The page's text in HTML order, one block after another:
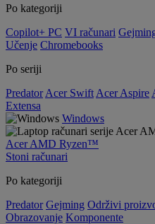
Po kategoriji
Copilot+ PC VI računari
Učenje Chromebooks
Po seriji
Predator Acer Swift Acer Aspire
Extensa
Windows
Acer AMD Ryzen™
Stoni računari
Po kategoriji
Predator Gejming Održivi
Obrazovanje Komponente